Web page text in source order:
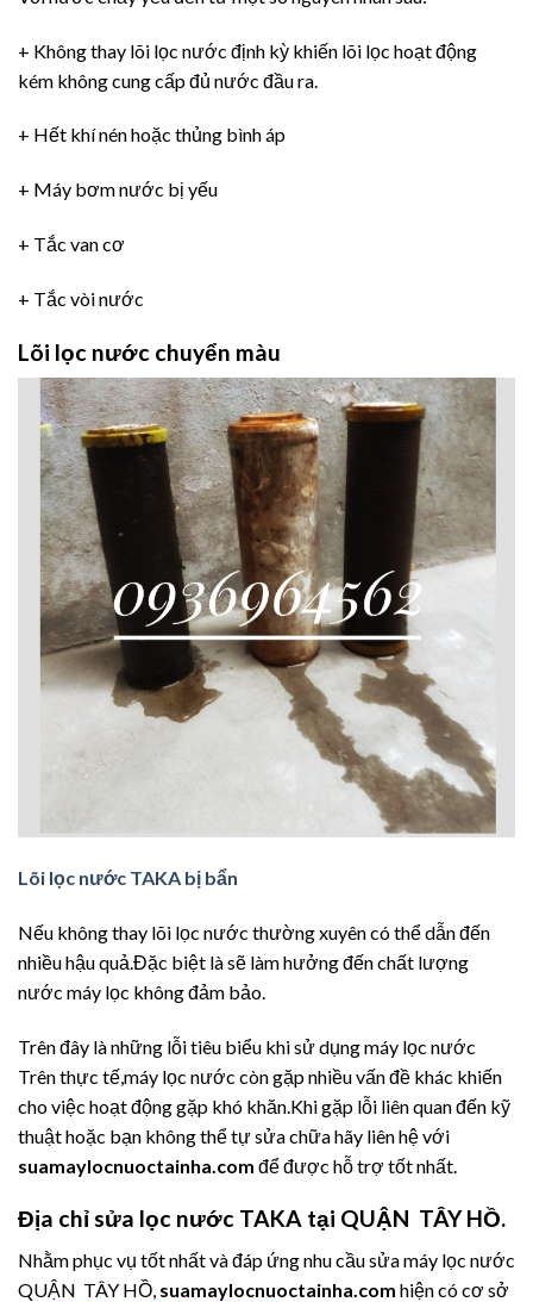
+ Không thay lõi lọc nước định kỳ khiến lõi lọc hoạt động
kém không cung cấp đủ nước đầu ra.
+ Hết khí nén hoặc thủng bình áp
+ Máy bơm nước bị yếu
+ Tắc van cơ
+ Tắc vòi nước
Lõi lọc nước chuyển màu
Lõi lọc nước TAKA bị bẩn
Nếu không thay lõi lọc nước thường xuyên có thể dẫn đến
nhiều hậu quả.Đặc biệt là sẽ làm hưởng đến chất lượng
nước máy lọc không đảm bảo.
Trên đây là những lỗi tiêu biểu khi sử dụng máy lọc nước
Trên thực tế,máy lọc nước còn gặp nhiều vấn đề khác khiến
cho việc hoạt động gặp khó khăn.Khi gặp lỗi liên quan đến kỹ
thuật hoặc bạn không thể tự sửa chữa hãy liên hệ với
suamaylocnuoctainha.com để được hỗ trợ tốt nhất.
Địa chỉ sửa lọc nước TAKA tại QUẬN TÂY HỒ.
Nhằm phục vụ tốt nhất và đáp ứng nhu cầu sửa máy lọc nước
QUẬN TÂY HỒ, suamaylocnuoctainha.com hiện có cơ sở